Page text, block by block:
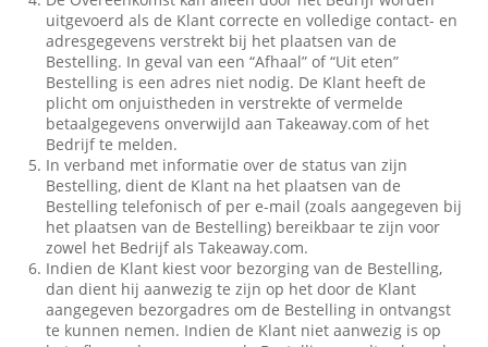
uitgevoerd als de Klant correcte en volledige contact- en
adresgegevens verstrekt bij het plaatsen van de
Bestelling. In geval van een “Afhaal” of “Uit eten”
Bestelling is een adres niet nodig. De Klant heeft de
plicht om onjuistheden in verstrekte of vermelde
betaalgegevens onverwijld aan Takeaway.com of het
Bedrijf te melden.
In verband met informatie over de status van zijn
Bestelling, dient de Klant na het plaatsen van de
Bestelling telefonisch of per e-mail (zoals aangegeven bij
het plaatsen van de Bestelling) bereikbaar te zijn voor
zowel het Bedrijf als Takeaway.com.
Indien de Klant kiest voor bezorging van de Bestelling,
dan dient hij aanwezig te zijn op het door de Klant
aangegeven bezorgadres om de Bestelling in ontvangst
te kunnen nemen. Indien de Klant niet aanwezig is op